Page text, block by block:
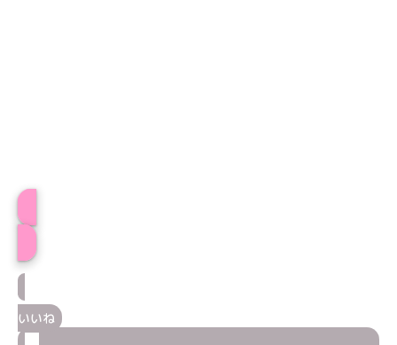
いいね